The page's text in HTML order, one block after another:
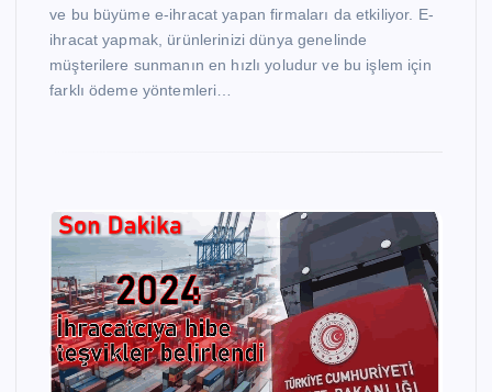
ve bu büyüme e-ihracat yapan firmaları da etkiliyor. E-
ihracat yapmak, ürünlerinizi dünya genelinde
müşterilere sunmanın en hızlı yoludur ve bu işlem için
farklı ödeme yöntemleri…